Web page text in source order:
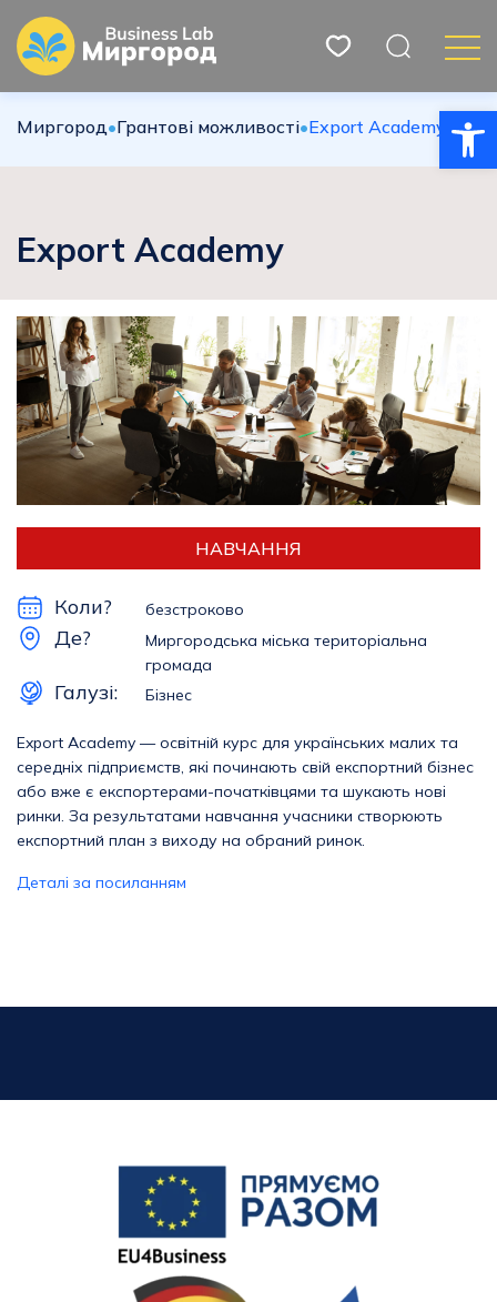
Миргород•Грантові можливості•Export Academy
Export Academy
НАВЧАННЯ
Коли? безстроково
Де?
Миргородська міська територіальна
громада
Галузі: Бізнес
Export Academy — освітній курс для українських малих та
середніх підприємств, які починають свій експортний бізнес
або вже є експортерами-початківцями та шукають нові
ринки. За результатами навчання учасники створюють
експортний план з виходу на обраний ринок.
Деталі за посиланням